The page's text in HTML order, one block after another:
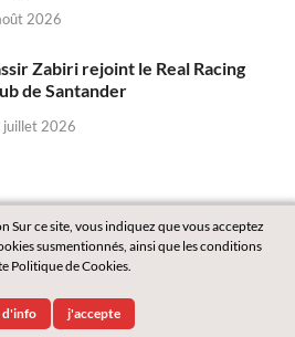
2026
Zabiri rejoint le Real Racing
de Santander
juillet 2026
HitMag.
Sur ce site, vous indiquez que vous acceptez
susmentionnés, ainsi que les conditions
Politique de Cookies.
d'info j'accepte